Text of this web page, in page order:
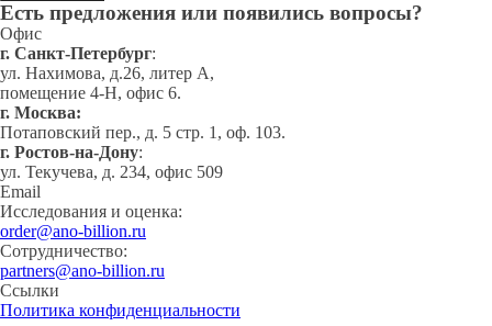
Есть предложения или появились вопросы?
Офис
г. Cанкт-Петербург:
ул. Нахимова, д.26, литер А,
помещение 4-Н, офис 6.
г. Москва:
Потаповский пер., д. 5 стр. 1, оф. 103.
г. Ростов-на-Дону:
ул. Текучева, д. 234, офис 509
Email
Исследования и оценка:
order@ano-billion.ru
Сотрудничество:
partners@ano-billion.ru
Ссылки
Политика конфиденциальности